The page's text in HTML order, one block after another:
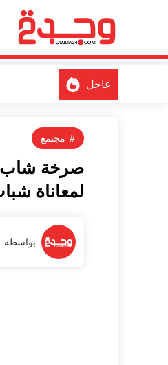
عاجل
مجتمع
صرخة شاب
لمعاناة